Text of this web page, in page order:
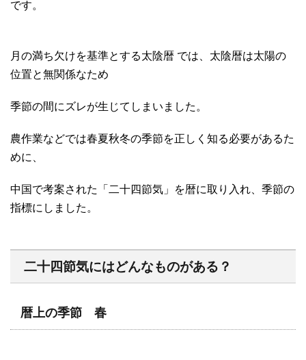
です。
月の満ち欠けを基準とする太陰暦 では、太陰暦は太陽の
位置と無関係なため
季節の間にズレが生じてしまいました。
農作業などでは春夏秋冬の季節を正しく知る必要があるた
めに、
中国で考案された「二十四節気」を暦に取り入れ、季節の
指標にしました。
二十四節気にはどんなものがある？
暦上の季節 春